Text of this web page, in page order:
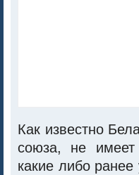
Как известно
союза, не имеет
какие либо